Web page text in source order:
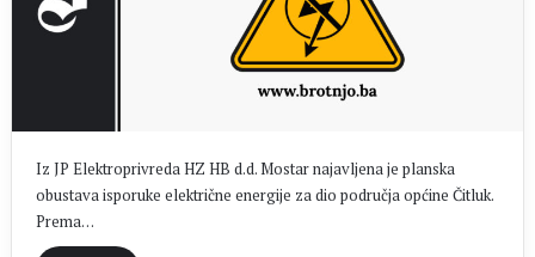
Iz JP Elektroprivreda HZ HB d.d. Mostar najavljena je planska
obustava isporuke električne energije za dio područja općine Čitluk.
Prema…